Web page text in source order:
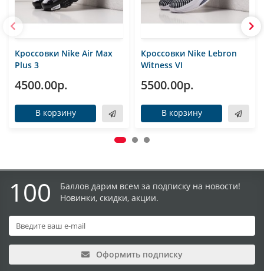
Кроссовки Nike Air Max
Plus 3
4500.00р.
В корзину
Кроссовки Nike Lebron
Witness VI
5500.00р.
В корзину
100
Баллов дарим всем за подписку на новости!
Новинки, скидки, акции.
Оформить подписку